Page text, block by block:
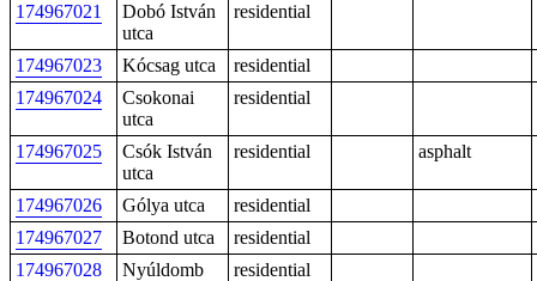
174967021
Dobó István
utca
residential
174967023 Kócsag utca
residential
174967024
Csokonai
utca
residential
174967025
Csók István
utca
residential asphalt
174967026 Gólya utca
residential
174967027
Botond utca
residential
174967028
Nyúldomb residential